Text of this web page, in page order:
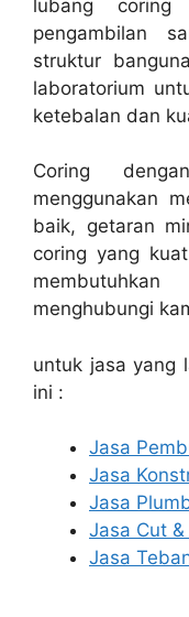
lubang
pengambilan
struktur
laboratorium
ketebalan dan
Coring
menggunakan
baik, getaran
coring yang
menghubungi
untuk jasa yang
ini :
Jasa
Jasa
Jasa
Jasa Cut &
Jasa